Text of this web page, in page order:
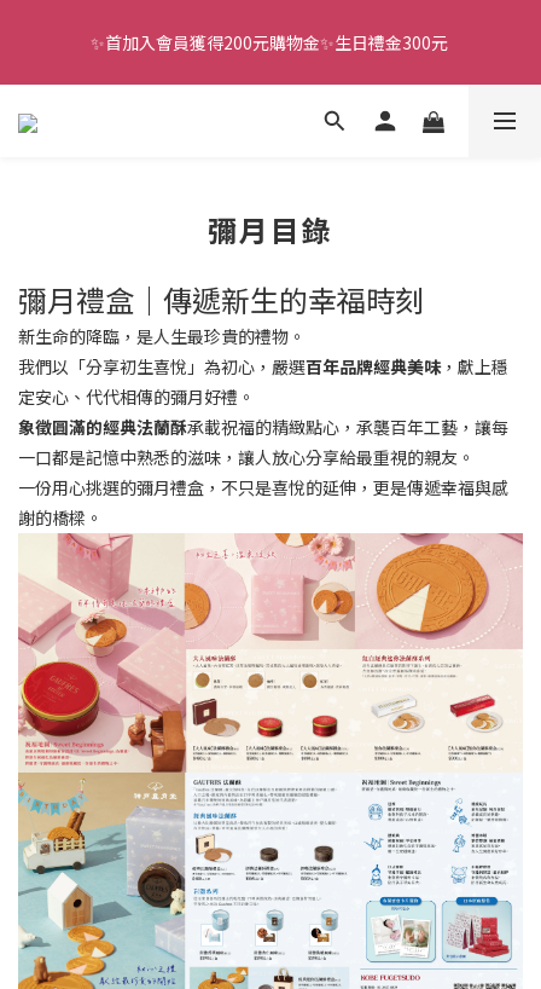
全館滿千免運
✨首加入會員獲得200元購物金✨生日禮金300元
彌月目錄
彌月禮盒｜傳遞新生的幸福時刻
新生命的降臨，是人生最珍貴的禮物。
我們以「分享初生喜悅」為初心，嚴選百年品牌經典美味，獻上穩
定安心、代代相傳的彌月好禮。
象徵圓滿的經典法蘭酥承載祝福的精緻點心，承襲百年工藝，讓每
一口都是記憶中熟悉的滋味，讓人放心分享給最重視的親友。
一份用心挑選的彌月禮盒，不只是喜悅的延伸，更是傳遞幸福與感
謝的橋樑。